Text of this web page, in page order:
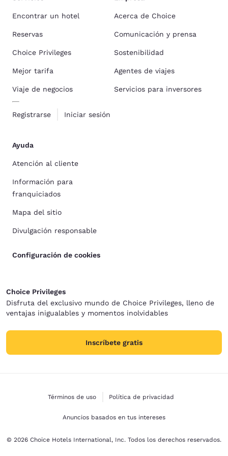
Encontrar un hotel
Reservas
Choice Privileges
Mejor tarifa
Viaje de negocios
Registrarse Iniciar sesión
Acerca de Choice
Comunicación y prensa
Sostenibilidad
Agentes de viajes
Servicios para inversores
Ayuda
Atención al cliente
Información para
franquiciados
Mapa del sitio
Divulgación responsable
Configuración de cookies
Choice Privileges
Disfruta del exclusivo mundo de Choice Privileges, lleno de
ventajas inigualables y momentos inolvidables
Inscríbete gratis
Términos de uso Política de privacidad
Anuncios basados en tus intereses
© 2026 Choice Hotels International, Inc. Todos los derechos reservados.